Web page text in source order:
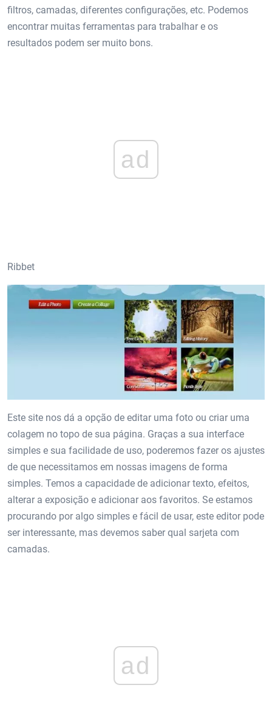
filtros, camadas, diferentes configurações, etc. Podemos
encontrar muitas ferramentas para trabalhar e os
resultados podem ser muito bons.
ad
Ribbet
Este site nos dá a opção de editar uma foto ou criar uma
colagem no topo de sua página. Graças a sua interface
simples e sua facilidade de uso, poderemos fazer os ajustes
de que necessitamos em nossas imagens de forma
simples. Temos a capacidade de adicionar texto, efeitos,
alterar a exposição e adicionar aos favoritos. Se estamos
procurando por algo simples e fácil de usar, este editor pode
ser interessante, mas devemos saber qual sarjeta com
camadas.
ad